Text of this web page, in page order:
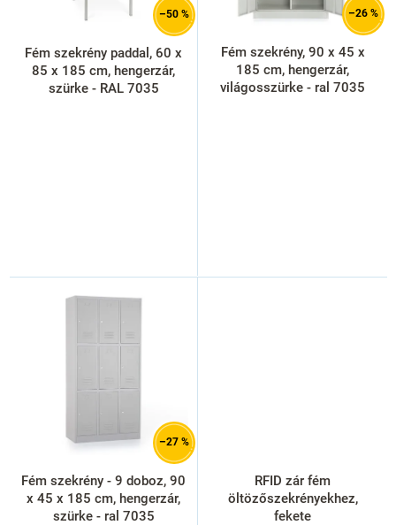
–50 %
Fém szekrény paddal, 60 x
85 x 185 cm, hengerzár,
szürke - RAL 7035
–26 %
Fém szekrény, 90 x 45 x
185 cm, hengerzár,
világosszürke - ral 7035
–27 %
Fém szekrény - 9 doboz, 90
x 45 x 185 cm, hengerzár,
szürke - ral 7035
RFID zár fém
öltözőszekrényekhez,
fekete